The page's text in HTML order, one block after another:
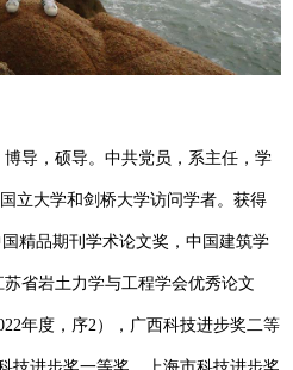
导，硕导。中共党员，系主任，学
立大学和剑桥大学访问学者。获得
精品期刊学术论文奖，中国建筑学
省岩土力学与工程学会优秀论文
年度，序2），广西科技进步奖二等